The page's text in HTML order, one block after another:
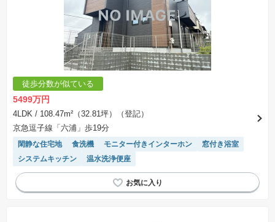
※建築条件付き土地とは、その土地に建築する建物の建築請負契約が、一定期間内に成立する
ことを条件として売買される土地のことをいいます。建築請負契約成立に向けて設計プランを
協議するため、土地購入者が自己の希望する建物の設計協議をするために必要な相当の期間の
交渉期間が設定され、その期間内で希望を満たすプランが実現できたかどうかにより結論を出
します。なお、この期間は概ね3ヶ月程度とされています。納得のいくプランが出来ず、建築請
負契約が成立しない場合、土地売買契約は白紙に戻り、土地契約にかかった代金（土地代金、
手付金など）は名目のいかんに関わらず、全て返却されます。
※課税対象物件の「価格」や「費用等」は消費税込みの「総額表示」で統一しています。
※「本体価格」とは、課税対象物件においては「消費税を除いた建物価格」と「土地価格」の
合計額を指します。
表示されておりません。
※取引にかかる費用：物件の契約手続き、決済、引き渡し時にかかる費用を表示しています。
不動産会社によって表記有無が異なるため、ご自身で十分な確認をしていただくようにお願い
いたします。
場合があります。
徒歩分数が似ている
5499万円
4LDK / 108.47m²（32.81坪）（登記）
京急逗子線「六浦」歩19分
閑静な住宅地 食洗機 モニター付きインターホン
窓付き浴室
システムキッチン
温水洗浄便座